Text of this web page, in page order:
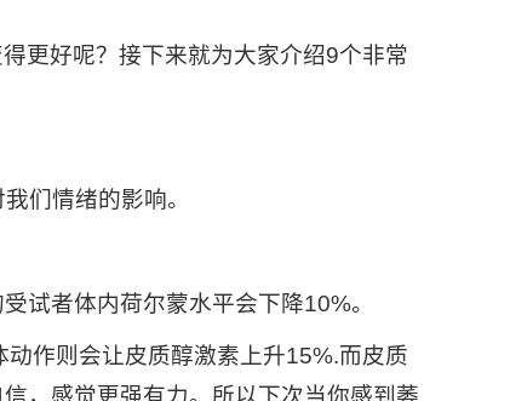
更好呢？接下来就为大家介绍9个非常
们情绪的影响。
试者体内荷尔蒙水平会下降10%。
作则会让皮质醇激素上升15%.而皮质
，感觉更强有力。所以下次当你感到萎